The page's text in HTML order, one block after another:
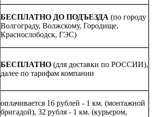
БЕСПЛАТНО ДО ПОДЪЕЗДА (по городу
Волгограду, Волжскому, Городище,
Краснослободск, ГЭС)
БЕСПЛАТНО (для доставки по РОССИИ),
далее по тарифам компании
оплачивается 16 рублей - 1 км. (монтажной
бригадой), 32 рубля - 1 км. (курьером,